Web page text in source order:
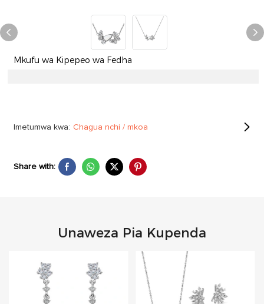
Mkufu wa Kipepeo wa Fedha
Imetumwa kwa: Chagua nchi / mkoa
Share with:
Unaweza Pia Kupenda